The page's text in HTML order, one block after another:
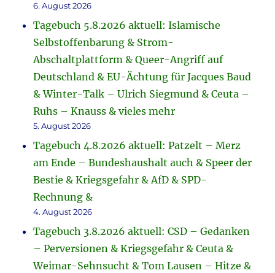
6. August 2026
Tagebuch 5.8.2026 aktuell: Islamische
Selbstoffenbarung & Strom-
Abschaltplattform & Queer-Angriff auf
Deutschland & EU-Ächtung für Jacques Baud
& Winter-Talk – Ulrich Siegmund & Ceuta –
Ruhs – Knauss & vieles mehr
5. August 2026
Tagebuch 4.8.2026 aktuell: Patzelt – Merz
am Ende – Bundeshaushalt auch & Speer der
Bestie & Kriegsgefahr & AfD & SPD-
Rechnung &
4. August 2026
Tagebuch 3.8.2026 aktuell: CSD – Gedanken
– Perversionen & Kriegsgefahr & Ceuta &
Weimar-Sehnsucht & Tom Lausen – Hitze &